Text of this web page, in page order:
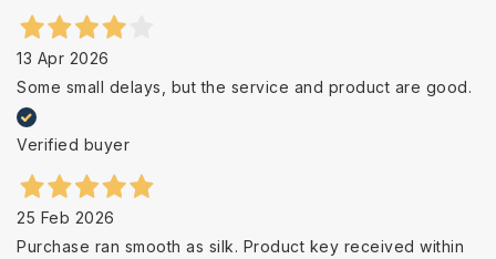
13 Apr 2026
Some small delays, but the service and product are good.
Verified buyer
25 Feb 2026
Purchase ran smooth as silk. Product key received within